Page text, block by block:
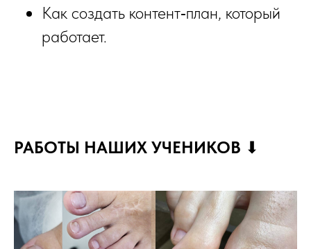
Как создать контент‑план, который
работает.
РАБОТЫ НАШИХ УЧЕНИКОВ ⬇